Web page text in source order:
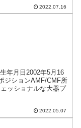
2022.07.16
年月日2002年5月16
ジションAMF/CMF所
ッショナルな大器プ
2022.05.07